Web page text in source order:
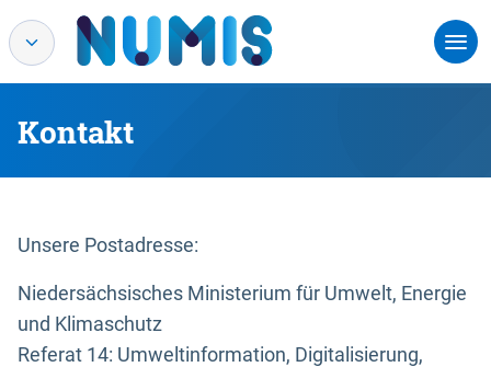
Kontakt
Unsere Postadresse:
Niedersächsisches Ministerium für Umwelt, Energie
und Klimaschutz
Referat 14: Umweltinformation, Digitalisierung,